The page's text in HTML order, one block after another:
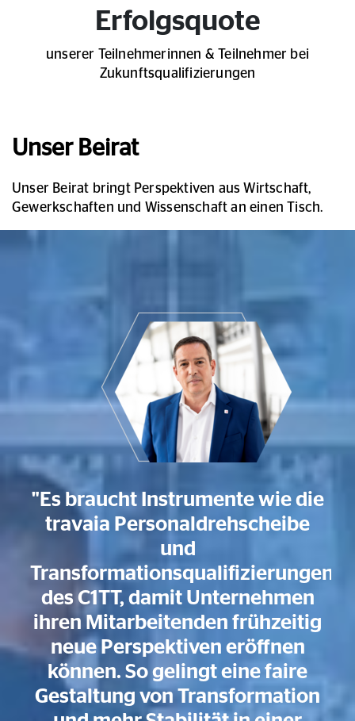
Erfolgsquote
unserer Teilnehmerinnen & Teilnehmer bei
Zukunftsqualifizierungen
Unser Beirat
Unser Beirat bringt Perspektiven aus Wirtschaft,
Gewerkschaften und Wissenschaft an einen Tisch.
"Es braucht Instrumente wie die
travaia Personaldrehscheibe
und
Transformationsqualifizierungen
des C1TT, damit Unternehmen
ihren Mitarbeitenden frühzeitig
neue Perspektiven eröffnen
können. So gelingt eine faire
Gestaltung von Transformation